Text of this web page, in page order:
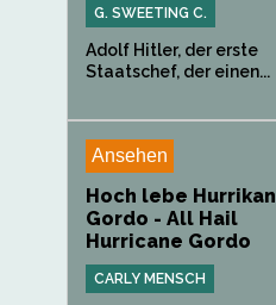
G. SWEETING C.
Adolf Hitler, der erste
Staatschef, der einen...
Ansehen
Hoch lebe Hurrikan
Gordo - All Hail
Hurricane Gordo
CARLY MENSCH